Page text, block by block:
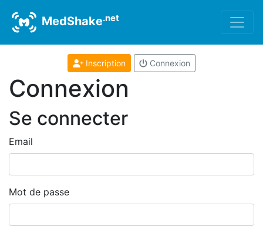
MedShake.net
Inscription Connexion
Connexion
Se connecter
Email
Mot de passe